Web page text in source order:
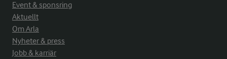
Event & sponsring
Aktuellt
Om Arla
Nyheter & press
Jobb & karriär